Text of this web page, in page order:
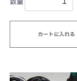
カートに入れる